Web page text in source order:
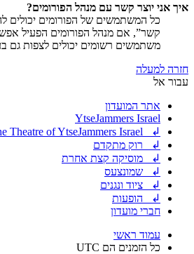
איך אני יוצר קשר עם מנהל הפורומים?
כל המשתמשים של הפורומים יכולים
קשר”, אם מנהל הפורומים הפעיל
משתמשים רשומים יכולים לצפות גם
חזרה למעלה
עבור אל
אתר המועדון
YtseJammers Israel
↲ The Theatre of YtseJammers Israel
↲ רוק מתקדם
↲ מוסיקה קצת אחרת
↲ שמונצעס
↲ ציוד ונגנים
↲ הופעות
חברי מועדון
עמוד ראשי
כל הזמנים הם UTC